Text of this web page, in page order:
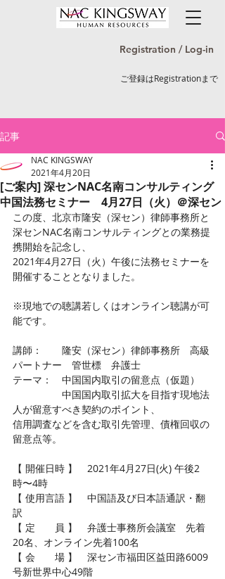
Registration / Log-in
ご登録はRegistrationまで
記事
[ご案内] 深センNAC名南コンサルティング
中国法務セミナー 4月27日（火）＠深セン
NAC KINGSWAY
2021年4月20日
この度、北京市隆安（深セン）律師事務所と
深センNAC名南コンサルティングとの業務提
携開始を記念し、
2021年4月27日（火）午後に法務セミナーを
開催することとなりました。
※現地での聴講若しくはオンライン聴講が可
能です。
講師：　　隆安（深セン）律師事務所　高級
パートナー　管世標　弁護士
テーマ：　中国国内取引の留意点（仮題）
中国国内取引拡大を目指す現地法
人が留意すべき契約のポイント、
信用調査などを含む取引先管理、債権回収の
留意点等。
【 開催日時 】　2021年4月27日(火) 午後2
時〜4時
【 使用言語 】　中国語及び日本語通訳・翻
訳
【 定　　員 】　弁護士事務所会議室　先着
20名、オンライン先着100名
【 会　　場 】　深セン市福田区益田路6009
号新世界中心49階